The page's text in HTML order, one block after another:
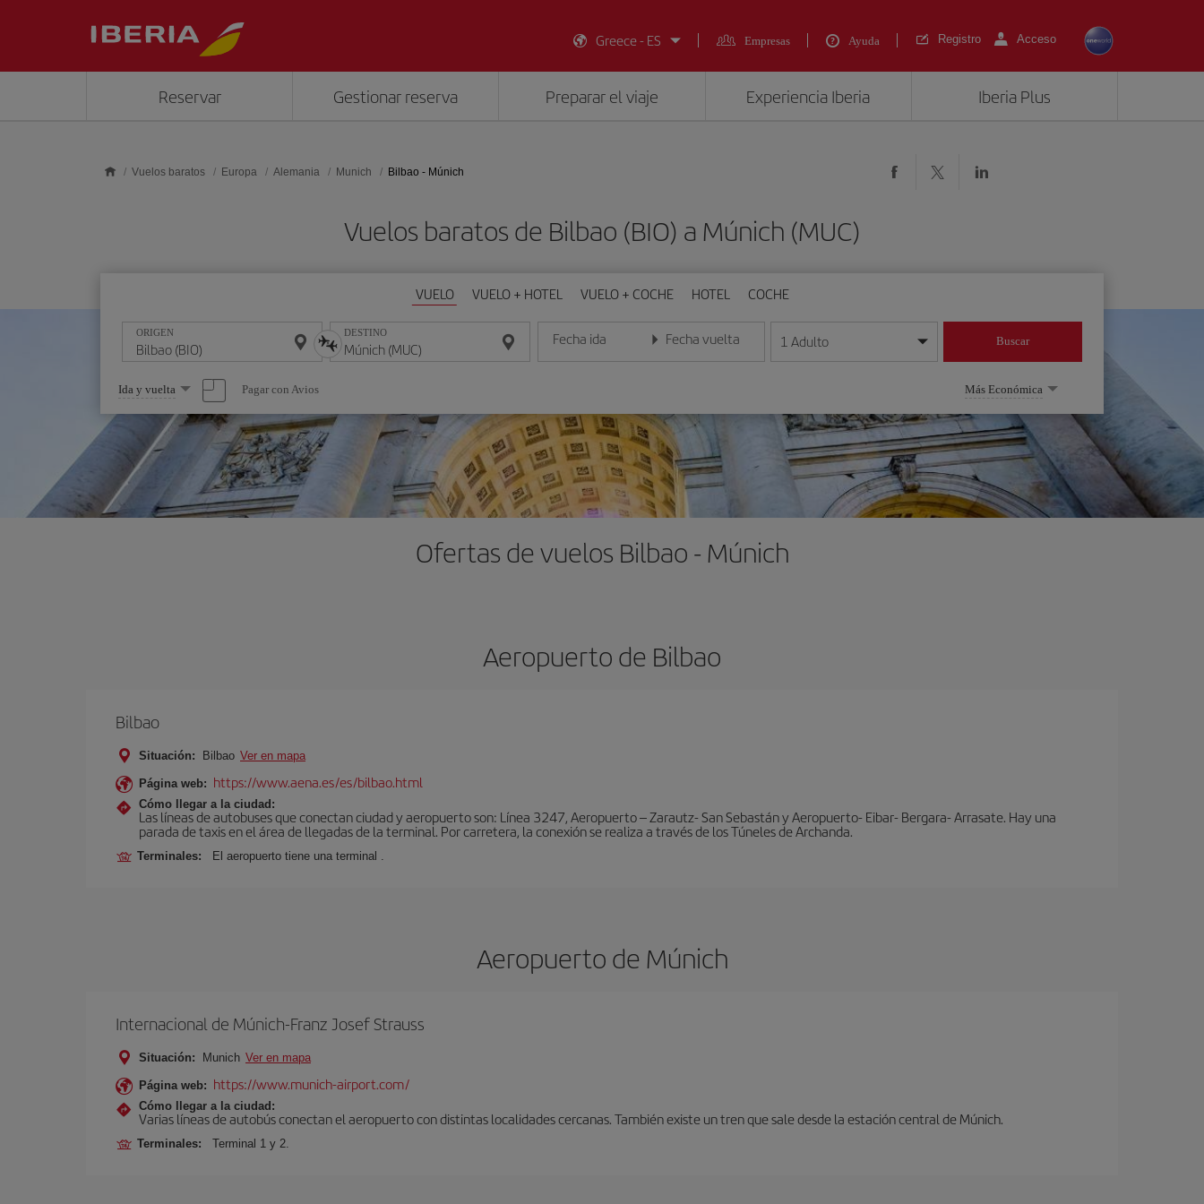
Greece - ES
Empresas Ayuda Registro Acceso
Reservar Gestionar reserva Preparar el viaje Experiencia Iberia Iberia Plus
Vuelos baratos Europa Alemania Munich Bilbao - Múnich
Vuelos baratos de Bilbao (BIO) a Múnich (MUC)
VUELO VUELO + HOTEL VUELO + COCHE HOTEL COCHE
ORIGEN DESTINO Fecha ida
Introduce la fecha en formato día/mes/año
Fecha vuelta
Introduce la fecha en formato día/mes/año
1 Adulto Buscar
Seleccione
una
opción
Ida y vuelta Pagar con Avios Más Económica
Ofertas de vuelos Bilbao - Múnich
Aeropuerto de Bilbao
Bilbao
Situación: Bilbao Ver en mapa
Página web: https://www.aena.es/es/bilbao.html
Cómo llegar a la ciudad:
Las líneas de autobuses que conectan ciudad y aeropuerto son: Línea 3247, Aeropuerto – Zarautz- San Sebastán y Aeropuerto- Eibar- Bergara- Arrasate. Hay una
parada de taxis en el área de llegadas de la terminal. Por carretera, la conexión se realiza a través de los Túneles de Archanda.
Terminales: El aeropuerto tiene una terminal .
Aeropuerto de Múnich
Internacional de Múnich-Franz Josef Strauss
Situación: Munich Ver en mapa
Página web: https://www.munich-airport.com/
Cómo llegar a la ciudad:
Varias líneas de autobús conectan el aeropuerto con distintas localidades cercanas. También existe un tren que sale desde la estación central de Múnich.
Terminales: Terminal 1 y 2.